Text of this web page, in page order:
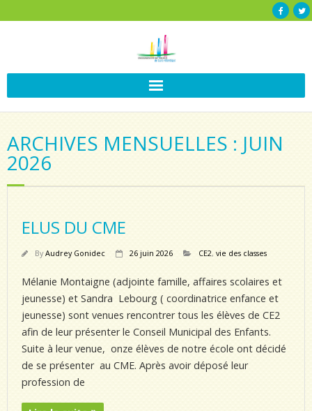
ARCHIVES MENSUELLES : JUIN
2026
ELUS DU CME
ByAudrey Gonidec 26 juin 2026 CE2, vie des classes
Mélanie Montaigne (adjointe famille, affaires scolaires et
jeunesse) et Sandra Lebourg ( coordinatrice enfance et
jeunesse) sont venues rencontrer tous les élèves de CE2
afin de leur présenter le Conseil Municipal des Enfants.
Suite à leur venue, onze élèves de notre école ont décidé
de se présenter au CME. Après avoir déposé leur
profession de